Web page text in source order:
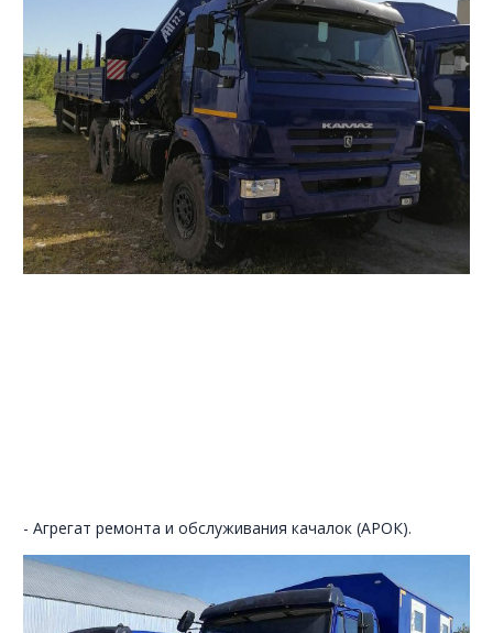
- Агрегат ремонта и обслуживания качалок (АРОК).